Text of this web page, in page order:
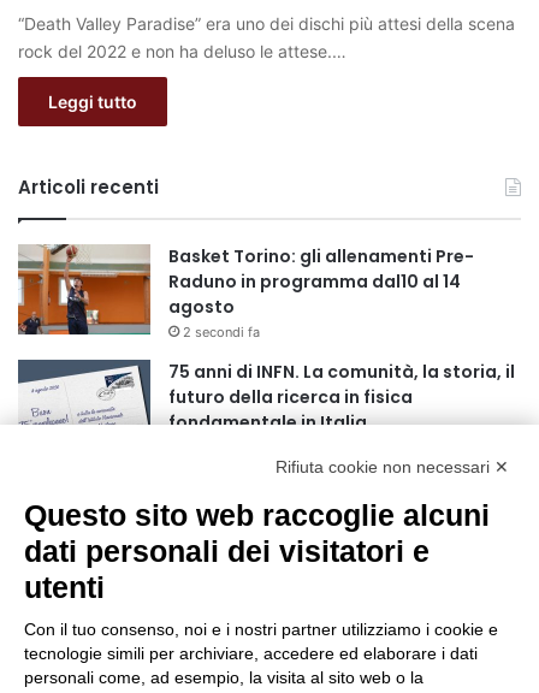
“Death Valley Paradise” era uno dei dischi più attesi della scena
rock del 2022 e non ha deluso le attese.…
Leggi tutto
Articoli recenti
Basket Torino: gli allenamenti Pre-
Raduno in programma dal10 al 14
agosto
2 secondi fa
75 anni di INFN. La comunità, la storia, il
futuro della ricerca in fisica
fondamentale in Italia
nel pieno della stagione turistica
4 ore fa
Madonna della Neve al Rifugio Ciao
Pais
15 ore fa
Rifiuta cookie non necessari ✕
Questo sito web raccoglie alcuni
dati personali dei visitatori e
utenti
Con il tuo consenso, noi e i nostri partner utilizziamo i cookie e
tecnologie simili per archiviare, accedere ed elaborare i dati
personali come, ad esempio, la visita al sito web o la